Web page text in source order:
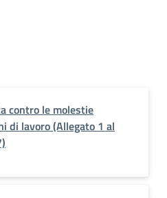
contro le molestie
di lavoro (Allegato 1 al